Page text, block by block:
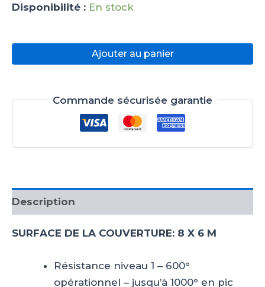
Disponibilité : En stock
Couverture
chariot
Niveau
Ajouter au panier
Commande sécurisée garantie
Description
SURFACE DE LA COUVERTURE: 8 X 6 M
Résistance niveau 1 – 600°
opérationnel – jusqu’à 1000° en pic